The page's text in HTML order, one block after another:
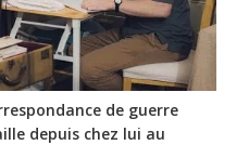
de guerre
depuis chez lui au